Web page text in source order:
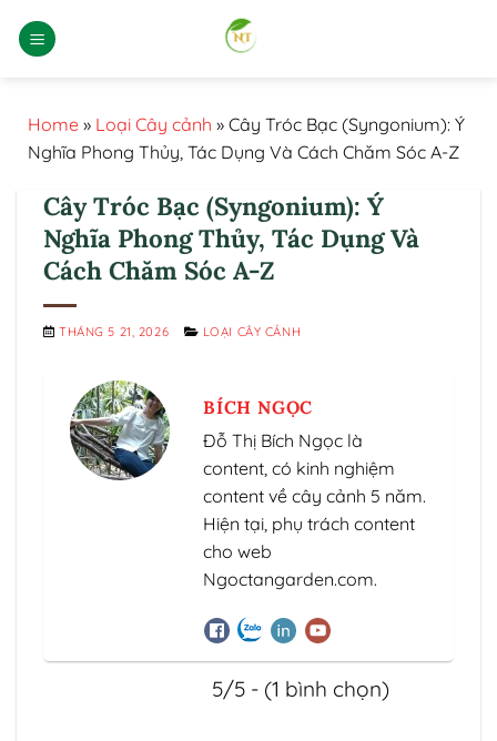
qua
Home » Loại Cây cảnh » Cây Tróc Bạc (Syngonium): Ý
Nghĩa Phong Thủy, Tác Dụng Và Cách Chăm Sóc A-Z
Cây Tróc Bạc (Syngonium): Ý
Nghĩa Phong Thủy, Tác Dụng Và
Cách Chăm Sóc A-Z
THÁNG 5 21, 2026 LOẠI CÂY CẢNH
BÍCH NGỌC
Đỗ Thị Bích Ngọc là
content, có kinh nghiệm
content về cây cảnh 5 năm.
Hiện tại, phụ trách content
cho web
Ngoctangarden.com.
5/5 - (1 bình chọn)